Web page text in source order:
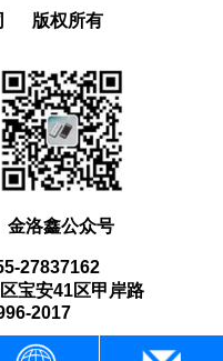
晶振 CTS晶振
德晶振
晶振 AbraconCrystal
晶振
日蚀晶振
晶振 SiTimeCrystal
晶振
StatekCrystal
晶振
振 Cardinal晶
振
Fox晶振
版权所有
金洛鑫公众号
27837162
宝安41区甲岸路
2017